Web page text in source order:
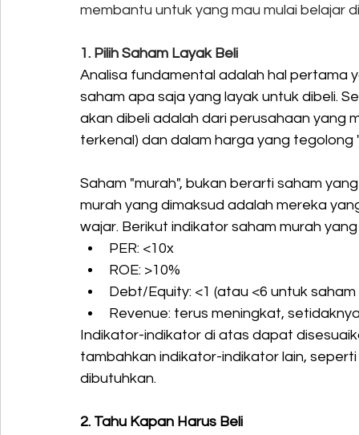
membantu untuk yang mau mulai belajar
1. Pilih Saham Layak Beli
Analisa fundamental adalah hal pertama
saham apa saja yang layak untuk dibeli.
akan dibeli adalah dari perusahaan yang
terkenal) dan dalam harga yang tegolong
Saham "murah", bukan berarti saham
murah yang dimaksud adalah mereka
wajar. Berikut indikator saham murah
PER: <10x
ROE: >10%
Debt/Equity: <1 (atau <6 untuk
Revenue: terus meningkat,
Indikator-indikator di atas dapat
tambahkan indikator-indikator lain,
dibutuhkan.
2. Tahu Kapan Harus Beli